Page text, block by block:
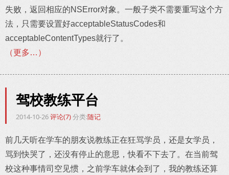
失败，返回相应的NSError对象。一般子类不需要重写这个方
法，只需要设置好acceptableStatusCodes和
acceptableContentTypes就行了。
（更多…）
驾校教练平台
2014-10-26评论(7)分类:随记
前几天听在学车的朋友说教练正在狂骂学员，还是女学员，
骂到快哭了，还没有停止的意思，快看不下去了。在当前驾
校这种事情司空见惯，之前学车就体会到了，我的教练还算